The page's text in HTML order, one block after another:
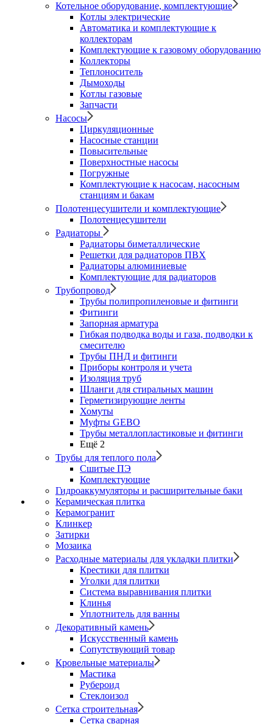
Котельное оборудование, комплектующие
Котлы электрические
Автоматика и комплектующие к
коллекторам
Комплектующие к газовому оборудованию
Коллекторы
Теплоноситель
Дымоходы
Котлы газовые
Запчасти
Насосы
Циркуляционные
Насосные станции
Повысительные
Поверхностные насосы
Погружные
Комплектующие к насосам, насосным
станциям и бакам
Полотенцесушители и комплектующие
Полотенцесушители
Радиаторы
Радиаторы биметаллические
Решетки для радиаторов ПВХ
Радиаторы алюминиевые
Комплектующие для радиаторов
Трубопровод
Трубы полипропиленовые и фитинги
Фитинги
Запорная арматура
Гибкая подводка воды и газа, подводки к
смесителю
Трубы ПНД и фитинги
Приборы контроля и учета
Изоляция труб
Шланги для стиральных машин
Герметизирующие ленты
Хомуты
Муфты GEBO
Трубы металлопластиковые и фитинги
Ещё 2
Трубы для теплого пола
Сшитые ПЭ
Комплектующие
Гидроаккумуляторы и расширительные баки
Керамическая плитка
Керамогранит
Клинкер
Затирки
Мозаика
Расходные материалы для укладки плитки
Крестики для плитки
Уголки для плитки
Система выравнивания плитки
Клинья
Уплотнитель для ванны
Декоративный камень
Искусственный камень
Сопутствующий товар
Кровельные материалы
Мастика
Рубероид
Стеклоизол
Сетка строительная
Сетка сварная